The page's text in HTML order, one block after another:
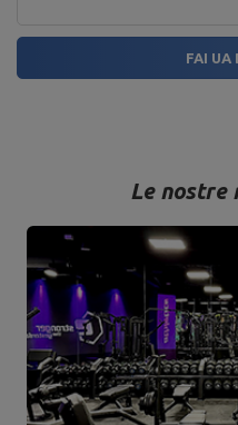
FAI UA
Le nostre